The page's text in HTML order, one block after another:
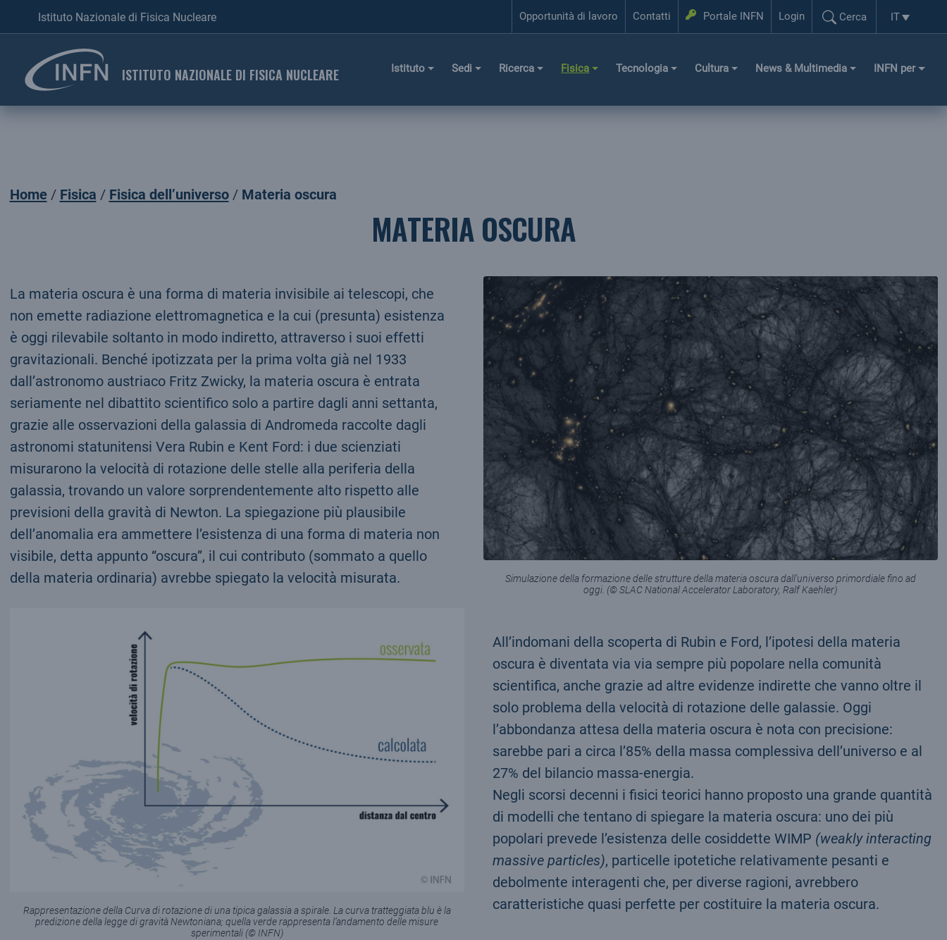
Istituto Nazionale di Fisica Nucleare Opportunità di lavoro Contatti Portale INFN Login
Login
Cerca
Cerca...
Selezione
IT
ISTITUTO NAZIONALE DI FISICA NUCLEARE Istituto Sedi Ricerca Fisica Tecnologia Cultura News & Multimedia INFN per
Home Fisica Fisica dell’universo Materia oscura
MATERIA OSCURA
La materia oscura è una forma di materia invisibile ai telescopi, che
non emette radiazione elettromagnetica e la cui (presunta) esistenza
è oggi rilevabile soltanto in modo indiretto, attraverso i suoi effetti
gravitazionali. Benché ipotizzata per la prima volta già nel 1933
dall’astronomo austriaco Fritz Zwicky, la materia oscura è entrata
seriamente nel dibattito scientifico solo a partire dagli anni settanta,
grazie alle osservazioni della galassia di Andromeda raccolte dagli
astronomi statunitensi Vera Rubin e Kent Ford: i due scienziati
misurarono la velocità di rotazione delle stelle alla periferia della
galassia, trovando un valore sorprendentemente alto rispetto alle
previsioni della gravità di Newton. La spiegazione più plausibile
dell’anomalia era ammettere l’esistenza di una forma di materia non
visibile, detta appunto “oscura”, il cui contributo (sommato a quello
della materia ordinaria) avrebbe spiegato la velocità misurata.
Simulazione della formazione delle strutture della materia oscura dall'universo primordiale fino ad
oggi. (© SLAC National Accelerator Laboratory, Ralf Kaehler)
Rappresentazione della Curva di rotazione di una tipica galassia a spirale. La curva tratteggiata blu è la
predizione della legge di gravità Newtoniana; quella verde rappresenta l’andamento delle misure
sperimentali (© INFN)
All’indomani della scoperta di Rubin e Ford, l’ipotesi della materia
oscura è diventata via via sempre più popolare nella comunità
scientifica, anche grazie ad altre evidenze indirette che vanno oltre il
solo problema della velocità di rotazione delle galassie. Oggi
l’abbondanza attesa della materia oscura è nota con precisione:
sarebbe pari a circa l’85% della massa complessiva dell’universo e al
27% del bilancio massa-energia.
Negli scorsi decenni i fisici teorici hanno proposto una grande quantità
di modelli che tentano di spiegare la materia oscura: uno dei più
popolari prevede l’esistenza delle cosiddette WIMP (weakly interacting
massive particles), particelle ipotetiche relativamente pesanti e
debolmente interagenti che, per diverse ragioni, avrebbero
caratteristiche quasi perfette per costituire la materia oscura.